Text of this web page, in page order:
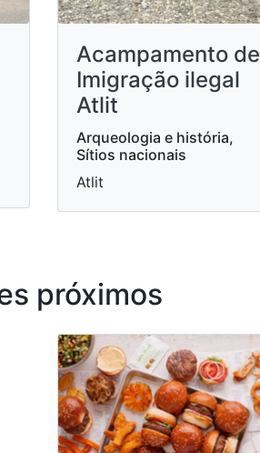
Acampamento de
Imigração ilegal
Atlit
Arqueologia e história,
Sítios nacionais
Atlit
próximos